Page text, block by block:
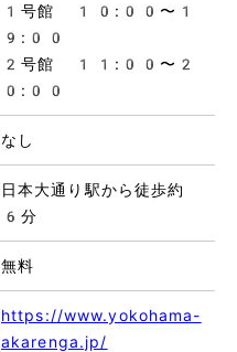
1号館 10:00〜1
9:00
2号館 11:00〜2
0:00
なし
日本大通り駅から徒歩約
6分
無料
https://www.yokohama-
akarenga.jp/